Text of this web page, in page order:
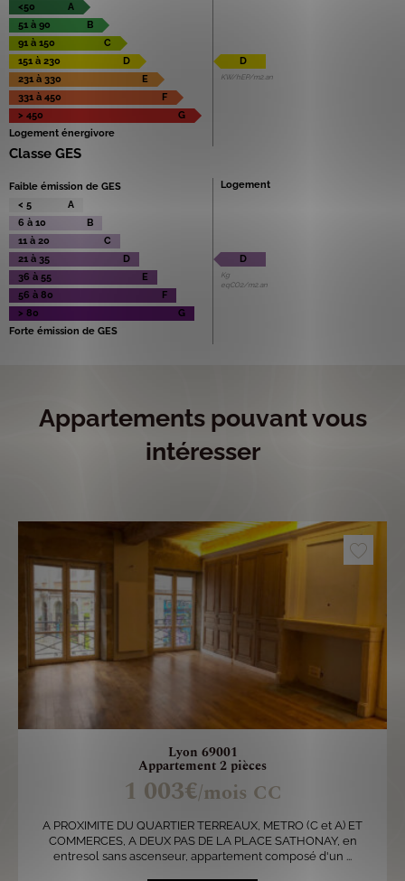
<50
A
51 à 90
B
91 à 150
C
151 à 230
D
231 à 330
E
331 à 450
F
> 450
G
Logement énergivore
D
KW/hEP/m2.an
Classe GES
Faible émission de GES
< 5
A
6 à 10
B
11 à 20
C
21 à 35
D
36 à 55
E
56 à 80
F
> 80
G
Forte émission de GES
Logement
D
Kg
eqCO2/m2.an
Appartements pouvant vous
intéresser
Lyon 69001
Appartement 2 pièces
1 003€/mois CC
A PROXIMITE DU QUARTIER TERREAUX, METRO (C et A) ET
COMMERCES, A DEUX PAS DE LA PLACE SATHONAY, en
entresol sans ascenseur, appartement composé d'un ...